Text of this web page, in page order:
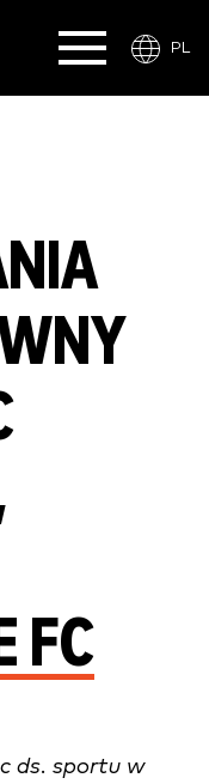
PL
FC
ds. sportu w